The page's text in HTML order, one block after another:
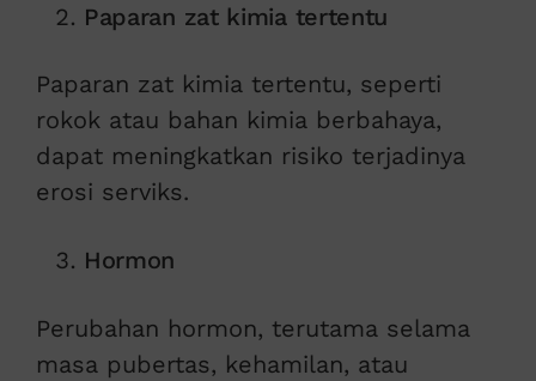
Paparan zat kimia tertentu
Paparan zat kimia tertentu, seperti
rokok atau bahan kimia berbahaya,
dapat meningkatkan risiko terjadinya
erosi serviks.
Hormon
Perubahan hormon, terutama selama
masa pubertas, kehamilan, atau